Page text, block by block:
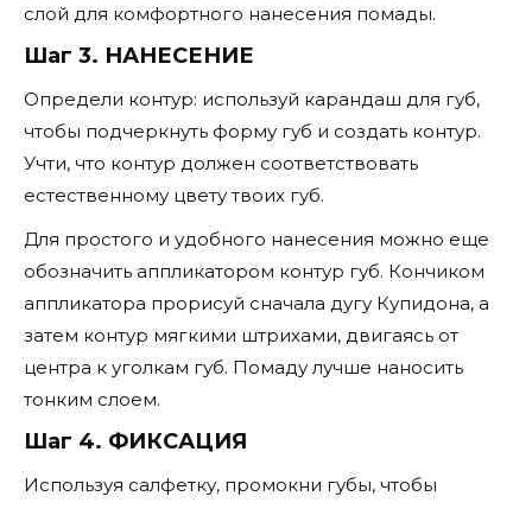
слой для комфортного нанесения помады.
Шаг 3. НАНЕСЕНИЕ
Определи контур: используй карандаш для губ,
чтобы подчеркнуть форму губ и создать контур.
Учти, что контур должен соответствовать
естественному цвету твоих губ.
Для простого и удобного нанесения можно еще
обозначить аппликатором контур губ. Кончиком
аппликатора прорисуй сначала дугу Купидона, а
затем контур мягкими штрихами, двигаясь от
центра к уголкам губ. Помаду лучше наносить
тонким слоем.
Шаг 4. ФИКСАЦИЯ
Используя салфетку, промокни губы, чтобы